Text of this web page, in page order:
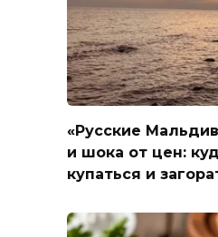
«Русские
и шока от цен:
купаться и